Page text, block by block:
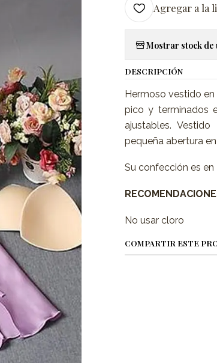
Agregar a la
Mostrar stock de
DESCRIPCIÓN
Hermoso vestido
pico y terminados
ajustables.
pequeña abertura
Su confección es en
No usar cloro
COMPARTIR ESTE